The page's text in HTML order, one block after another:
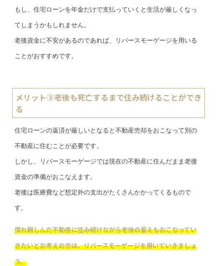
もし、住宅ローンを年金だけで支払っていくと生活が厳しくなっ
てしまうかもしれません。
老後資金に不安があるのであれば、リバースモーゲージを用いる
ことがおすすめです。
メリット③老後も死亡するまで住み続けることができ
る
住宅ローンの返済が厳しいとなると不動産売却をおこなって別の
不動産に住むことが必要です。
しかし、リバースモーゲージでは現在の不動産に住んだまま老後
資金の準備がおこなえます。
老後は医療費など想定外の支出がたくさんかかってくるもので
す。
慣れ親しんだ不動産に住み続けながら老後の蓄えもおこなってい
きたいとお考えの方は、リバースモーゲージを用いていきましょ
う。